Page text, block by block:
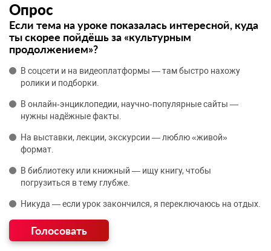
Опрос
Если тема на уроке показалась интересной, куда
ты скорее пойдёшь за «культурным
продолжением»?
В соцсети и на видеоплатформы — там быстро нахожу
ролики и подборки.
В онлайн‑энциклопедии, научно‑популярные сайты —
нужны надёжные факты.
На выставки, лекции, экскурсии — люблю «живой»
формат.
В библиотеку или книжный — ищу книгу, чтобы
погрузиться в тему глубже.
Никуда — если урок закончился, я переключаюсь на отдых.